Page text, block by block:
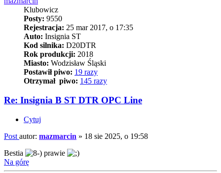
Klubowicz
Posty: 9550
Rejestracja: 25 mar 2017, o 17:35
Auto: Insignia ST
Kod silnika: D20DTR
Rok produkcji: 2018
Miasto: Wodzisław Śląski
Postawił piwo: 19 razy
Otrzymał piwo: 145 razy
Re: Insignia B ST DTR OPC Line
Cytuj
Post autor: mazmarcin » 18 sie 2025, o 19:58
Bestia
prawie
Na górę